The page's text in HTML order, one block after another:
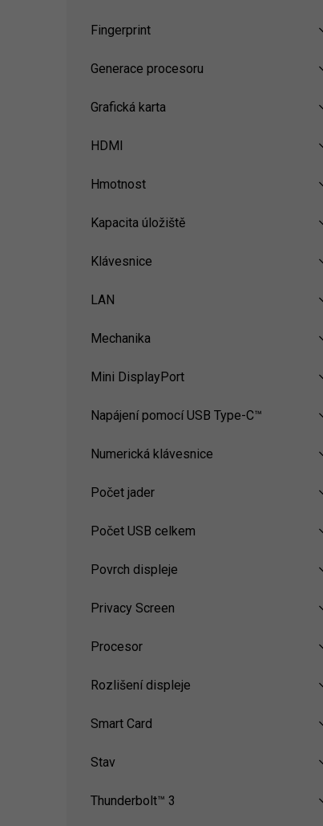
Fingerprint
Generace procesoru
Grafická karta
HDMI
Hmotnost
Kapacita úložiště
Klávesnice
LAN
Mechanika
Mini DisplayPort
Napájení pomocí USB Type-C™
Numerická klávesnice
Počet jader
Počet USB celkem
Povrch displeje
Privacy Screen
Procesor
Rozlišení displeje
Smart Card
Stav
Thunderbolt™ 3